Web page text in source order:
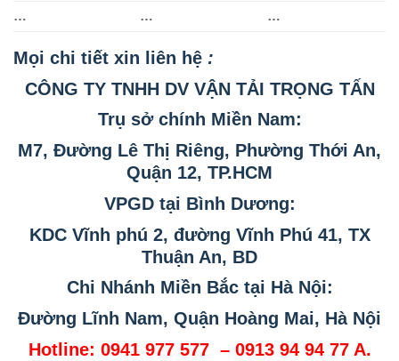
… … …
Mọi chi tiết xin liên hệ :
CÔNG TY TNHH DV VẬN TẢI TRỌNG TẤN
Trụ sở chính Miền Nam:
M7, Đường Lê Thị Riêng, Phường Thới An,
Quận 12, TP.HCM
VPGD tại Bình Dương:
KDC Vĩnh phú 2, đường Vĩnh Phú 41, TX
Thuận An, BD
Chi Nhánh Miền Bắc tại Hà Nội:
Đường Lĩnh Nam, Quận Hoàng Mai, Hà Nội
Hotline: 0941 977 577 – 0913 94 94 77 A.